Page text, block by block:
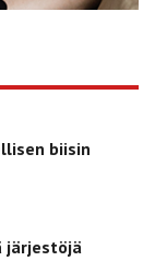
biisin
järjestöjä